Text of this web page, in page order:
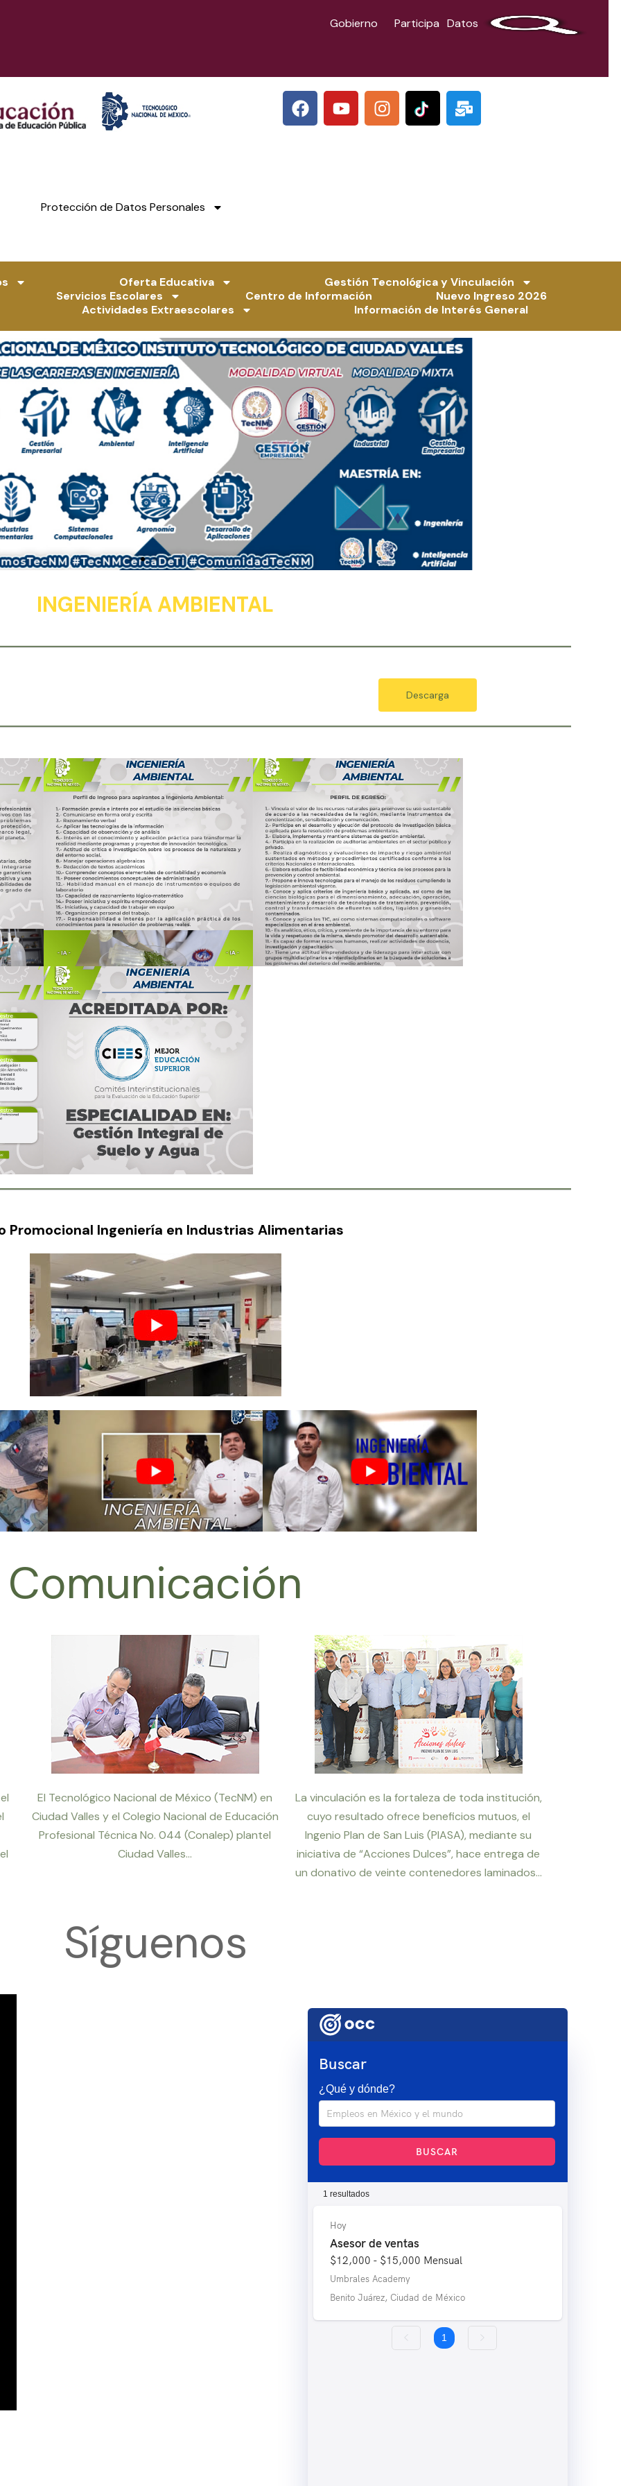
Gobierno Participa Datos
F
a
c
Y
o
u
I
n
s
M
a
i
Protección de Datos Personales
Oferta Educativa
Gestión Tecnológica y Vinculación
Servicios Escolares
Centro de Información
Nuevo Ingreso 2026
Actividades Extraescolares
Información de Interés General
INGENIERÍA AMBIENTAL
Descarga
Promocional Ingeniería en Industrias Alimentarias
Comunicación
El Tecnológico Nacional de México (TecNM) en
Ciudad Valles y el Colegio Nacional de Educación
Profesional Técnica No. 044 (Conalep) plantel
Ciudad Valles...
La vinculación es la fortaleza de toda institución,
cuyo resultado ofrece beneficios mutuos, el
Ingenio Plan de San Luis (PIASA), mediante su
iniciativa de “Acciones Dulces”, hace entrega de
un donativo de veinte contenedores laminados...
Síguenos
Buscar
¿Qué y dónde?
BUSCAR
1 resultados
Hoy
Asesor de ventas
$12,000 - $15,000 Mensual
Umbrales Academy
Benito Juárez, Ciudad de México
1